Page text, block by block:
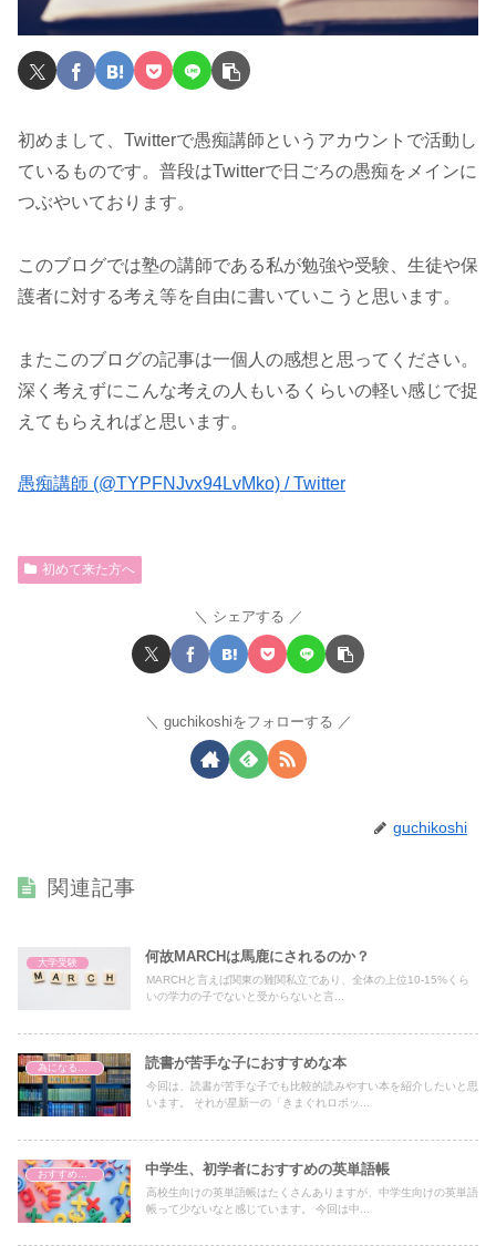
初めまして、Twitterで愚痴講師というアカウントで活動し
ているものです。普段はTwitterで日ごろの愚痴をメインに
つぶやいております。
このブログでは塾の講師である私が勉強や受験、生徒や保
護者に対する考え等を自由に書いていこうと思います。
またこのブログの記事は一個人の感想と思ってください。
深く考えずにこんな考えの人もいるくらいの軽い感じで捉
えてもらえればと思います。
愚痴講師 (@TYPFNJvx94LvMko) / Twitter
初めて来た方へ
シェアする
guchikoshiをフォローする
guchikoshi
関連記事
大学受験 何故MARCHは馬鹿にされるのか？
MARCHと言えば関東の難関私立であり、全体の上位10-15%くら
いの学力の子でないと受からないと言...
為になる本・漫画の紹介 読書が苦手な子におすすめな本
今回は、読書が苦手な子でも比較的読みやすい本を紹介したいと思
います。 それが星新一の「きまぐれロボッ...
おすすめ問題集紹介 中学生、初学者におすすめの英単語帳
高校生向けの英単語帳はたくさんありますが、中学生向けの英単語
帳って少ないなと感じています。 今回は中...